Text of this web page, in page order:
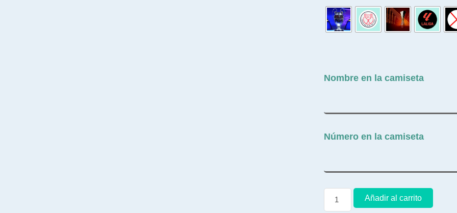
Nombre en la camiseta
Número en la camiseta
Añadir al carrito